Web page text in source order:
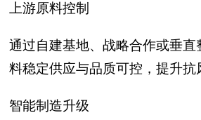
上游原料控制
通过自建基地、战略合作或垂直
料稳定供应与品质可控，提升抗
智能制造升级